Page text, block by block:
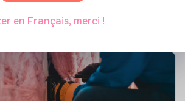
•09 janvier 2024
en Français, merci !